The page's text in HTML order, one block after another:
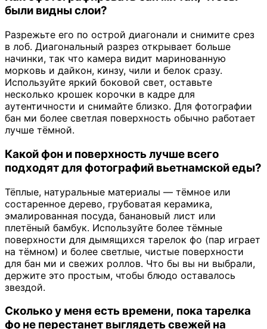
были видны слои?
Разрежьте его по острой диагонали и снимите срез
в лоб. Диагональный разрез открывает больше
начинки, так что камера видит маринованную
морковь и дайкон, кинзу, чили и белок сразу.
Используйте яркий боковой свет, оставьте
несколько крошек корочки в кадре для
аутентичности и снимайте близко. Для фотографии
бан ми более светлая поверхность обычно работает
лучше тёмной.
Какой фон и поверхность лучше всего
подходят для фотографий вьетнамской еды?
Тёплые, натуральные материалы — тёмное или
состаренное дерево, грубоватая керамика,
эмалированная посуда, банановый лист или
плетёный бамбук. Используйте более тёмные
поверхности для дымящихся тарелок фо (пар играет
на тёмном) и более светлые, чистые поверхности
для бан ми и свежих роллов. Что бы вы ни выбрали,
держите это простым, чтобы блюдо оставалось
звездой.
Сколько у меня есть времени, пока тарелка
фо не перестанет выглядеть свежей на